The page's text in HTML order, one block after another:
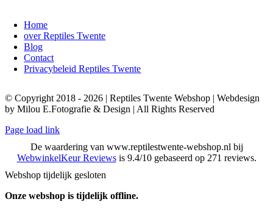
Home
over Reptiles Twente
Blog
Contact
Privacybeleid Reptiles Twente
© Copyright 2018 - 2026 | Reptiles Twente Webshop | Webdesign
by Milou E.Fotografie & Design | All Rights Reserved
Page load link
De waardering van www.reptilestwente-webshop.nl bij
WebwinkelKeur Reviewsis 9.4/10 gebaseerd op 271 reviews.
Webshop tijdelijk gesloten
Onze webshop is tijdelijk offline.